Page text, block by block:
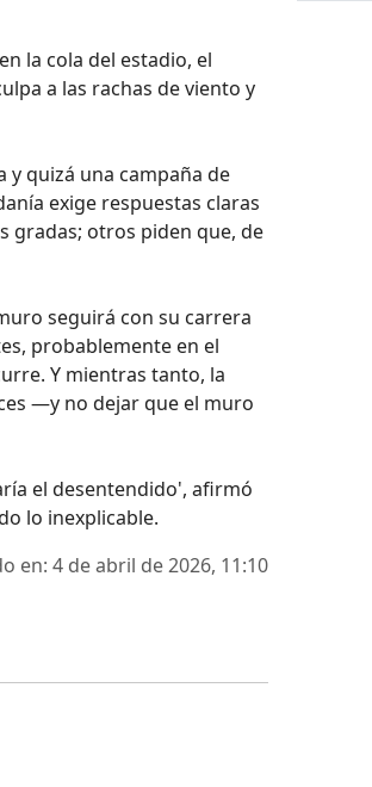
la cola del estadio, el
a las rachas de viento y
y quizá una campaña de
exige respuestas claras
gradas; otros piden que, de
seguirá con su carrera
probablemente en el
Y mientras tanto, la
—y no dejar que el muro
el desentendido', afirmó
lo inexplicable.
en: 4 de abril de 2026, 11:10